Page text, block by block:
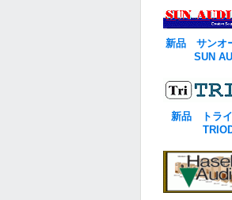
新品 サンオ
SUN
新品 トラ